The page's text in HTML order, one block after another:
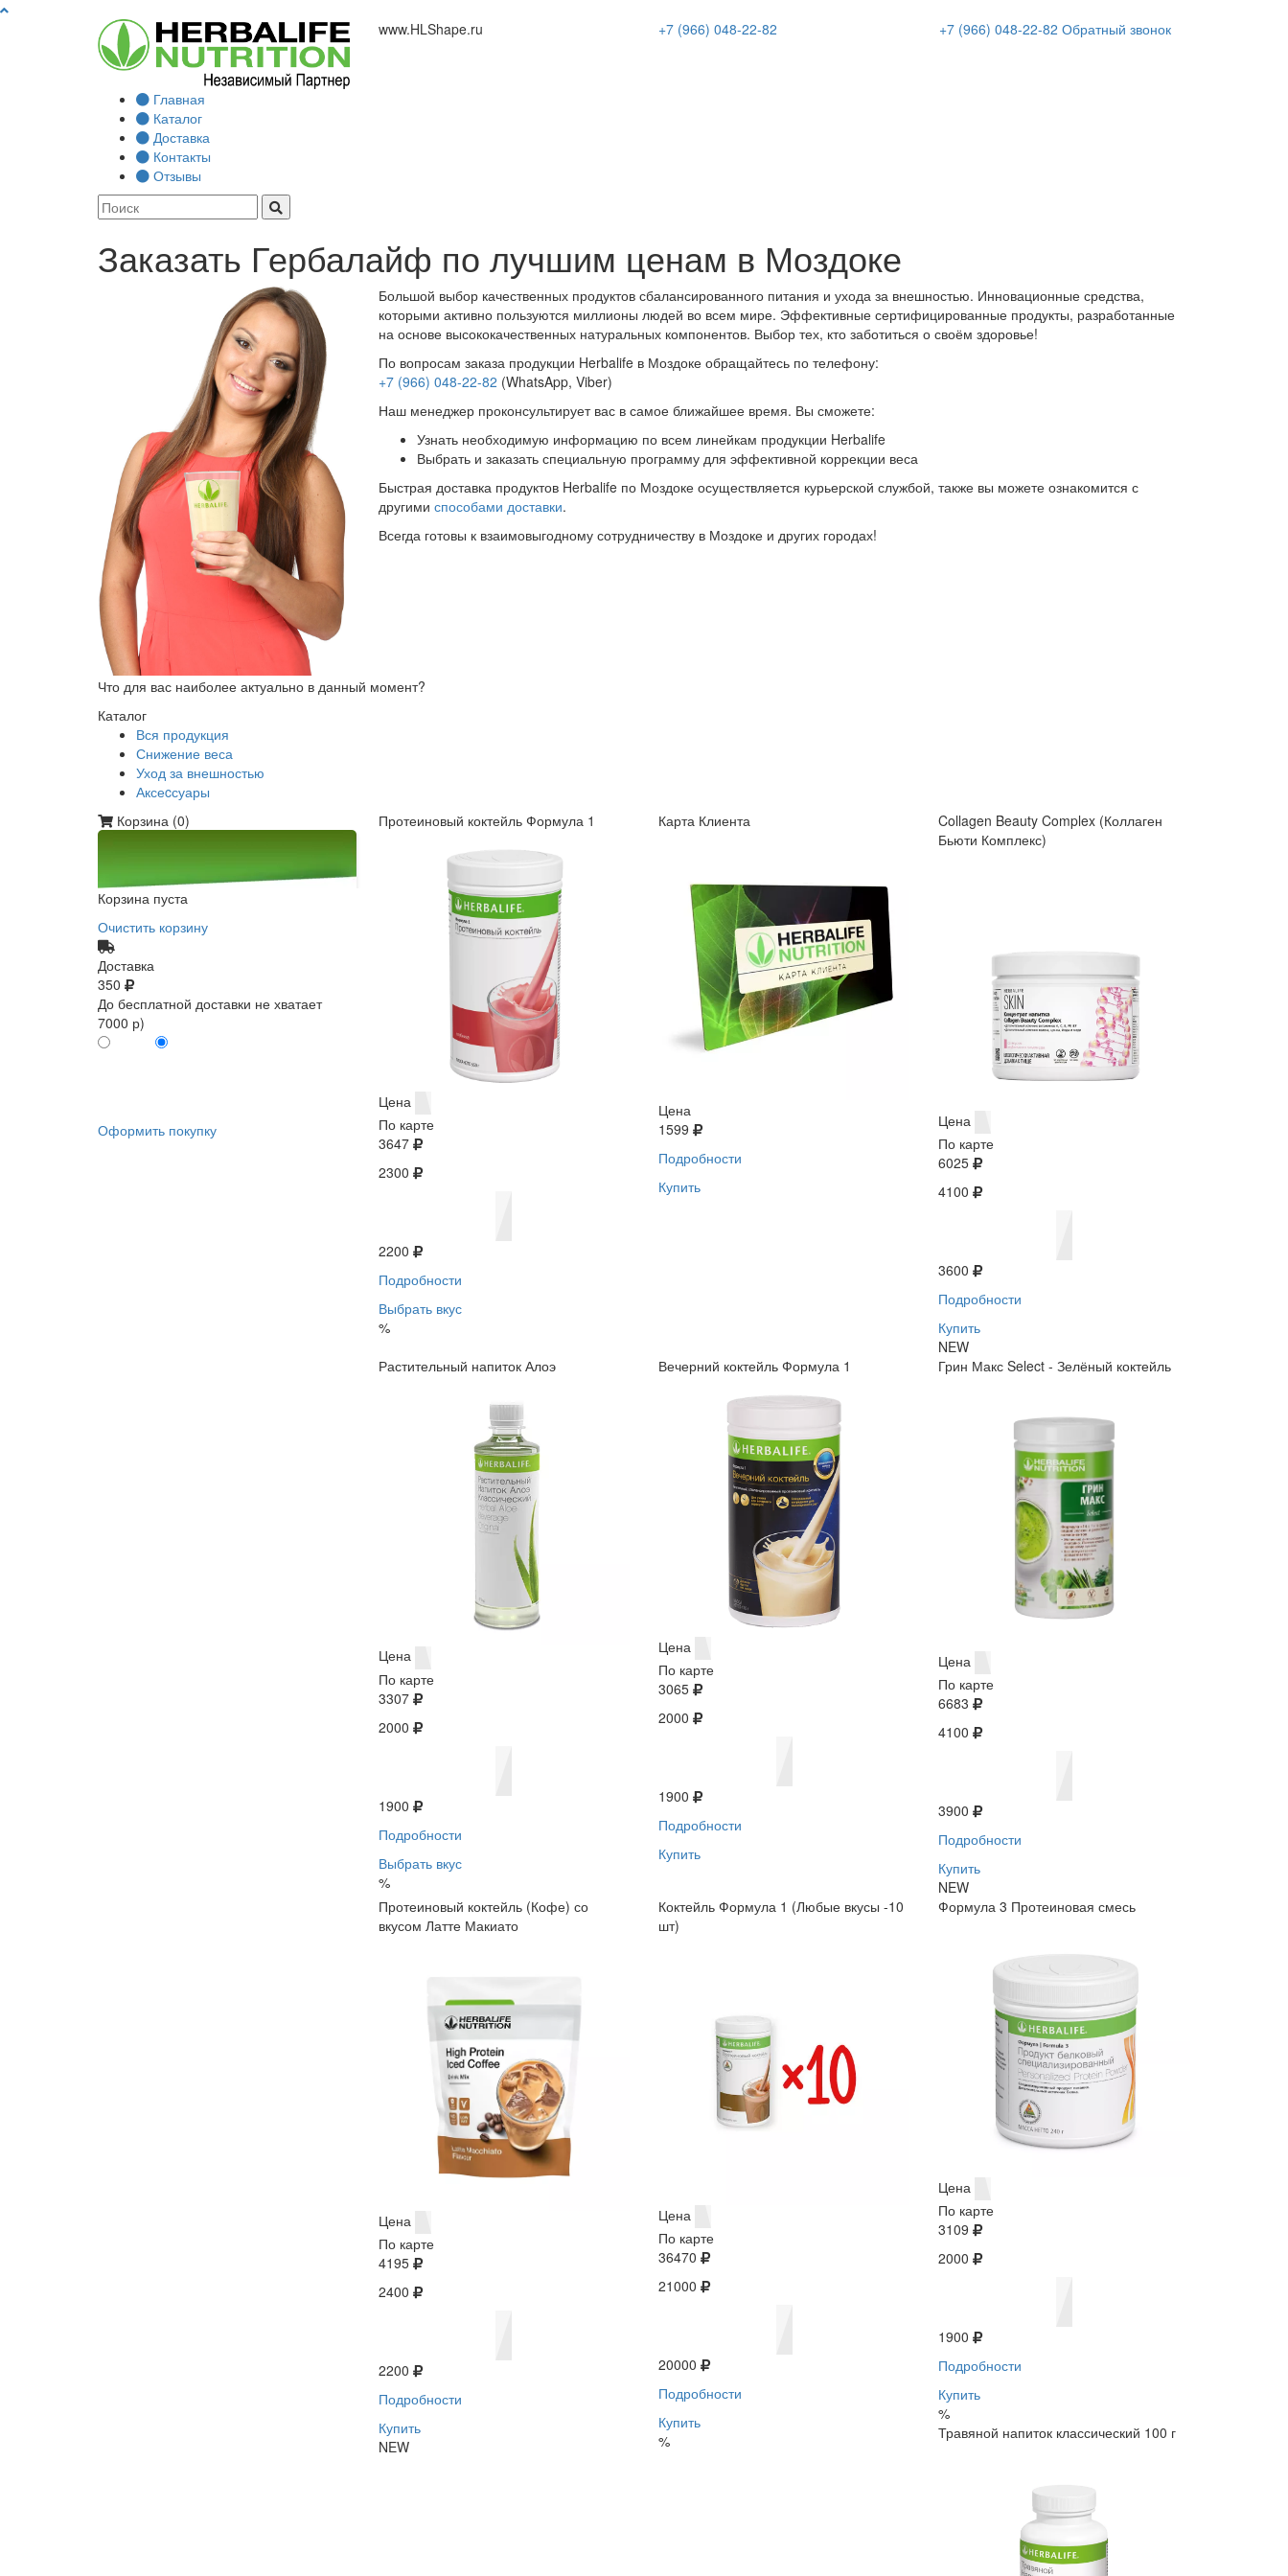
www.HLShape.ru +7 (966) 048-22-82 +7 (966) 048-22-82 Обратный звонок
Главная
Каталог
Доставка
Контакты
Отзывы
Заказать Гербалайф по лучшим ценам в Моздоке
Большой выбор качественных продуктов сбалансированного питания и ухода за внешностью. Инновационные средства,
которыми активно пользуются миллионы людей во всем мире. Эффективные сертифицированные продукты, разработанные
на основе высококачественных натуральных компонентов. Выбор тех, кто заботиться о своём здоровье!
По вопросам заказа продукции Herbalife в Моздоке обращайтесь по телефону:
+7 (966) 048-22-82 (WhatsApp, Viber)
Наш менеджер проконсультирует вас в самое ближайшее время. Вы сможете:
Узнать необходимую информацию по всем линейкам продукции Herbalife
Выбрать и заказать специальную программу для эффективной коррекции веса
Быстрая доставка продуктов Herbalife по Моздоке осуществляется курьерской службой, также вы можете ознакомится с
другими способами доставки.
Всегда готовы к взаимовыгодному сотрудничеству в Моздоке и других городах!
Что для вас наиболее актуально в данный момент?
Каталог
Вся продукция
Снижение веса
Уход за внешностью
Аксеcсуары
Корзина (0)
Корзина пуста
Очистить корзину
Доставка
350
До бесплатной доставки не хватает
7000 р)
Оформить покупку
Протеиновый коктейль Формула 1
Цена
По карте
3647
2300
2200
Подробности
Выбрать вкус
%
Карта Клиента
Цена
1599
Подробности
Купить
Collagen Beauty Complex (Коллаген
Бьюти Комплекс)
Цена
По карте
6025
4100
3600
Подробности
Купить
NEW
Растительный напиток Алоэ
Цена
По карте
3307
2000
1900
Подробности
Выбрать вкус
%
Вечерний коктейль Формула 1
Цена
По карте
3065
2000
1900
Подробности
Купить
Грин Макс Select - Зелёный коктейль
Цена
По карте
6683
4100
3900
Подробности
Купить
NEW
Протеиновый коктейль (Кофе) со
вкусом Латте Макиато
Цена
По карте
4195
2400
2200
Подробности
Купить
NEW
Коктейль Формула 1 (Любые вкусы -10
шт)
Цена
По карте
36470
21000
20000
Подробности
Купить
%
Формула 3 Протеиновая смесь
Цена
По карте
3109
2000
1900
Подробности
Купить
%
Травяной напиток классический 100 г